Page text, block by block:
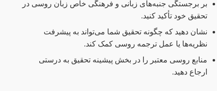
بر برجستگی جنبه‌های زبانی و فرهنگی خاص زبان روسی در
تحقیق خود تأکید کنید.
نشان دهید که چگونه تحقیق شما می‌تواند به پیشرفت
نظریه‌ها یا عمل ترجمه روسی کمک کند.
منابع روسی معتبر را در بخش پیشینه تحقیق به درستی
ارجاع دهید.